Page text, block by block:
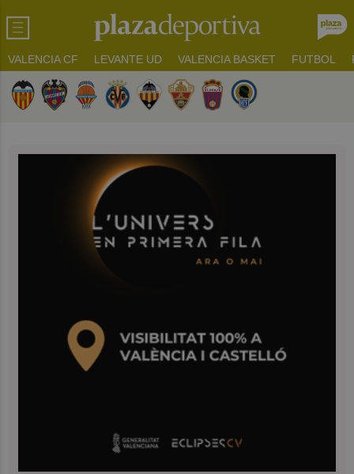
VALENCIA CF LEVANTE UD VALENCIA BASKET FUTBOL